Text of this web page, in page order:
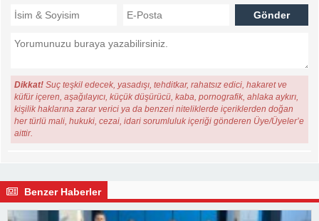
Dikkat! Suç teşkil edecek, yasadışı, tehditkar, rahatsız edici, hakaret ve
küfür içeren, aşağılayıcı, küçük düşürücü, kaba, pornografik, ahlaka aykırı,
kişilik haklarına zarar verici ya da benzeri niteliklerde içeriklerden doğan
her türlü mali, hukuki, cezai, idari sorumluluk içeriği gönderen Üye/Üyeler’e
aittir.
Benzer Haberler